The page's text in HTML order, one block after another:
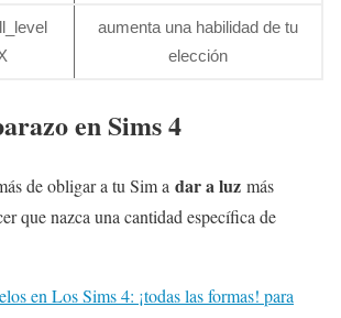
aumenta una habilidad de tu
elección
en Sims 4
de obligar a tu Sim a dar a luz más
que nazca una cantidad específica de
en Los Sims 4: ¡todas las formas! para